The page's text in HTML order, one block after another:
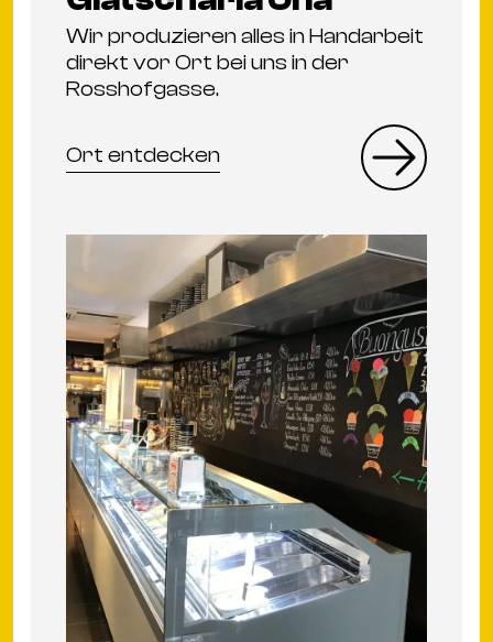
Wir produzieren alles in Handarbeit
direkt vor Ort bei uns in der
Rosshofgasse.
Ort entdecken